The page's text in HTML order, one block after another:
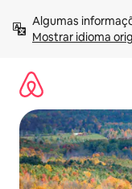
para
Mostrar idioma